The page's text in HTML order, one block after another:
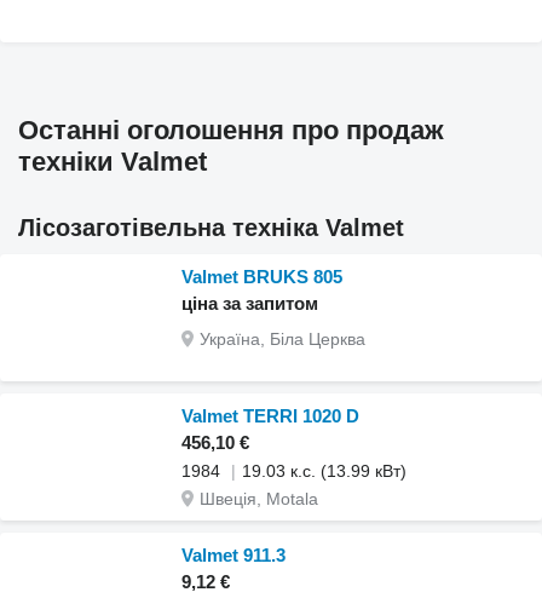
Останні оголошення про продаж
техніки Valmet
Лісозаготівельна техніка Valmet
Valmet BRUKS 805
ціна за запитом
Україна, Біла Церква
Valmet TERRI 1020 D
456,10 €
1984
19.03 к.с. (13.99 кВт)
Швеція, Motala
Valmet 911.3
9,12 €